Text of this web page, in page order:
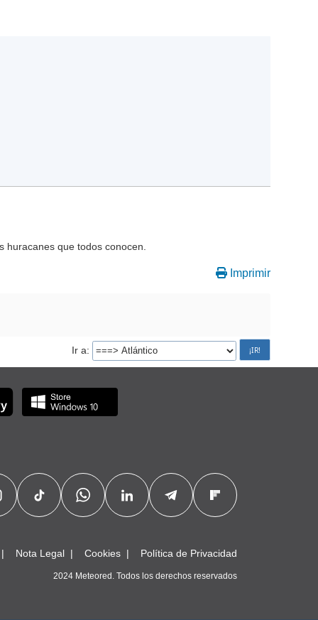
huracanes que todos conocen.
Imprimir
Ir a
Nota Legal Cookies Política de Privacidad
2024 Meteored. Todos los derechos reservados